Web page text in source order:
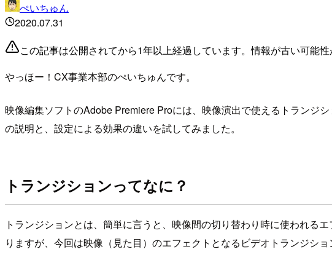
ぺいちゅん
2020.07.31
この記事は公開されてから1年以上経過しています。情報が古い可能性
やっほー！CX事業本部のぺいちゅんです。
映像編集ソフトのAdobe Premiere Proには、映像演出で使えるトランジ
の説明と、設定による効果の違いを試してみました。
トランジションってなに？
トランジションとは、簡単に言うと、映像間の切り替わり時に使われる
りますが、今回は映像（見た目）のエフェクトとなるビデオトランジショ